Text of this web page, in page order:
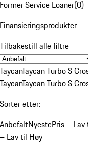
Former Service Loaner(0)
Finansieringsprodukter
Tilbakestill alle filtre
TaycanTaycan Turbo S
TaycanTaycan Turbo S
Sorter etter:
AnbefaltNyestePris – Lav
– Lav til Høy